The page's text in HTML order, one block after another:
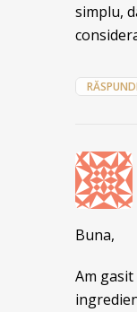
simplu,
Buna,
Am